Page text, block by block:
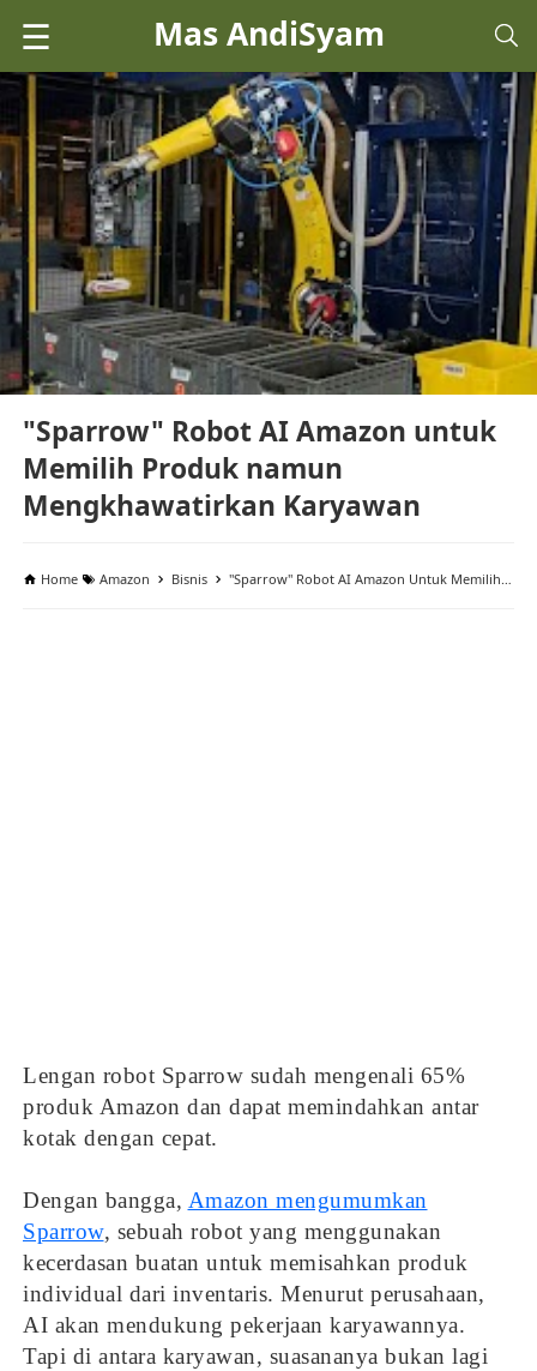
☰ Mas AndiSyam
"Sparrow" Robot AI Amazon untuk
Memilih Produk namun
Mengkhawatirkan Karyawan
Home Amazon Bisnis "Sparrow" Robot AI Amazon Untuk Memilih Produk Namun Mengkhawatirkan Karyawan
Lengan robot Sparrow sudah mengenali 65%
produk Amazon dan dapat memindahkan antar
kotak dengan cepat.
Dengan bangga, Amazon mengumumkan
Sparrow, sebuah robot yang menggunakan
kecerdasan buatan untuk memisahkan produk
individual dari inventaris. Menurut perusahaan,
AI akan mendukung pekerjaan karyawannya.
Tapi di antara karyawan, suasananya bukan lagi